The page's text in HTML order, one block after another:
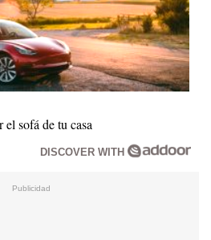
el sofá de tu casa
DISCOVER WITH